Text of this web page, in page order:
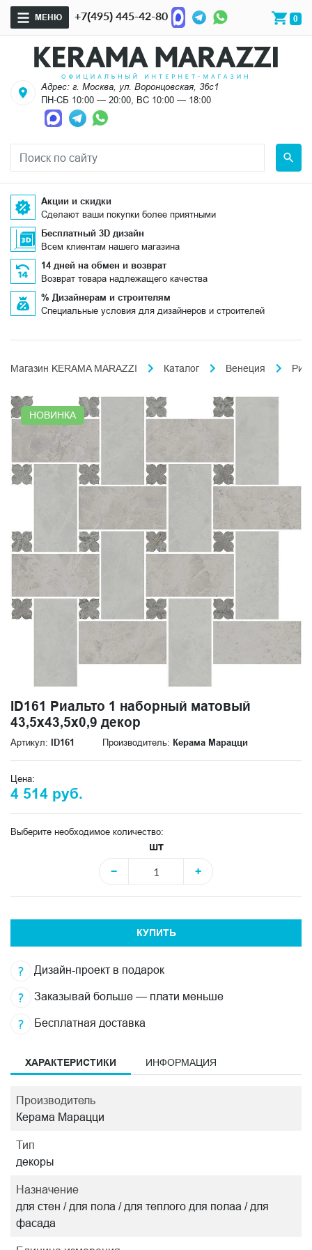
МЕНЮ +7(495) 445-42-80 0
Адрес: г. Москва, ул. Воронцовская, 36с1
ПН-СБ 10:00 — 20:00, ВС 10:00 — 18:00
Акции и скидки
Сделают ваши покупки более приятными
Бесплатный 3D дизайн
Всем клиентам нашего магазина
14 дней на обмен и возврат
Возврат товара надлежащего качества
% Дизайнерам и строителям
Специальные условия для дизайнеров и строителей
Магазин KERAMA MARAZZI Каталог Венеция
НОВИНКА
ID161 Риальто 1 наборный матовый
43,5x43,5x0,9 декор
Артикул: ID161 Производитель: Керама Марацци
Цена:
4 514 руб.
Выберите необходимое количество:
шт
−
+
КУПИТЬ
Дизайн-проект в подарок
Заказывай больше — плати меньше
Бесплатная доставка
ХАРАКТЕРИСТИКИ ИНФОРМАЦИЯ
Производитель
Керама Марацци
Тип
декоры
Назначение
для стен / для пола / для теплого для полаа / для
фасада